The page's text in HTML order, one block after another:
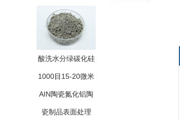
酸洗水分绿碳化硅
1000目15-20微米
AIN陶瓷氮化铝陶
瓷制品表面处理